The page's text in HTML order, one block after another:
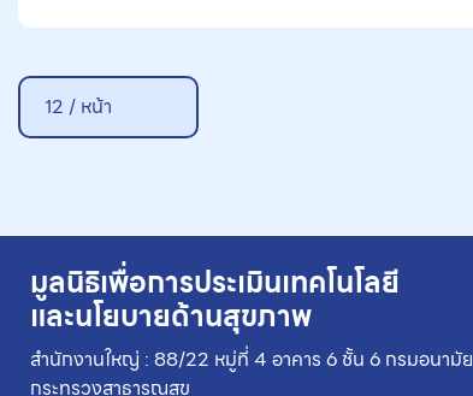
12 / หน้า
มูลนิธิเพื่อการประเมินเทคโนโลยี
และนโยบายด้านสุขภาพ
สำนักงานใหญ่ : 88/22 หมู่ที่ 4 อาคาร 6 ชั้น 6 กรมอนามัย
กระทรวงสาธารณสุข